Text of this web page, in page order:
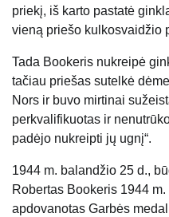
priekį, iš karto pastatė
vieną priešo kulkosvaidžio
Tada Bookeris nukreipė
tačiau priešas sutelkė
Nors ir buvo mirtinai
perkvalifikuotas ir
padėjo nukreipti jų ugnį“.
1944 m. balandžio 25 d.,
Robertas Bookeris 1944
apdovanotas Garbės